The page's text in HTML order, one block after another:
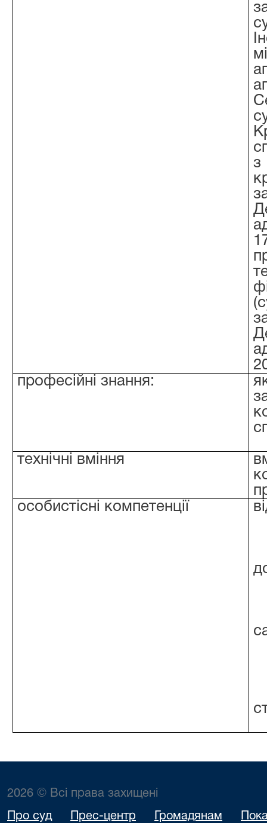
професійні знання:
технічні вміння
особистісні компетенції
2026 © Всі права захищені
Про суд Прес-центр Громадянам